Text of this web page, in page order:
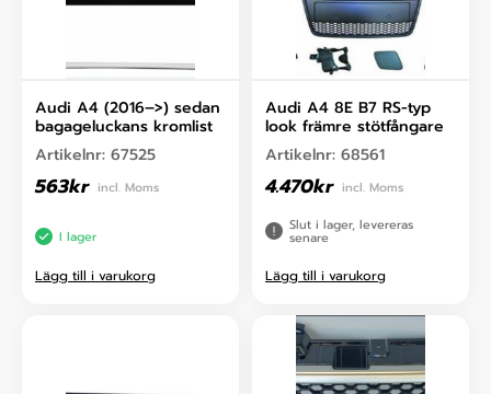
Audi A4 (2016–>) sedan
bagageluckans kromlist
Artikelnr: 67525
563kr incl. Moms
I lager
Lägg till i varukorg
Audi A4 8E B7 RS-typ
look främre stötfångare
Artikelnr: 68561
4.470kr incl. Moms
Slut i lager, levereras
senare
Lägg till i varukorg